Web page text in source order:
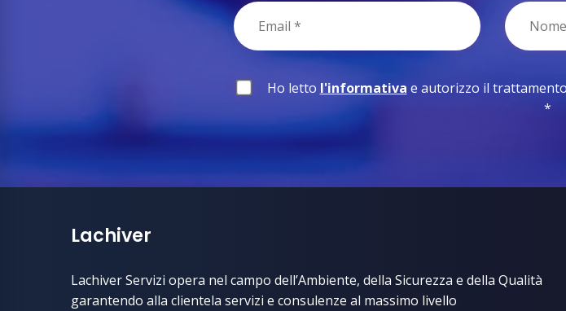
Ho letto l'informativa e autorizzo il
*
Lachiver
Lachiver Servizi opera nel campo dell’Ambiente, della Sicurezza e della Qualità
garantendo alla clientela servizi e consulenze al massimo livello